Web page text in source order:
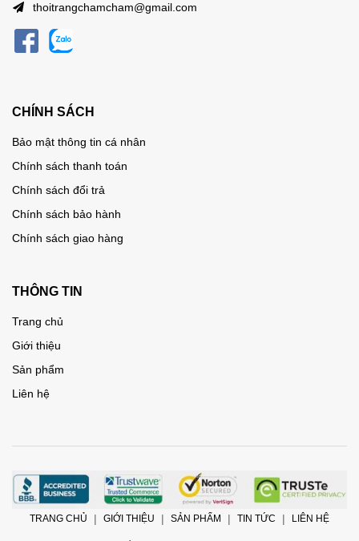
thoitrangchamcham@gmail.com
CHÍNH SÁCH
Bảo mật thông tin cá nhân
Chính sách thanh toán
Chính sách đổi trả
Chính sách bảo hành
Chính sách giao hàng
THÔNG TIN
Trang chủ
Giới thiệu
Sản phẩm
Liên hệ
TRANG CHỦ GIỚI THIỆU SẢN PHẨM TIN TỨC LIÊN HỆ